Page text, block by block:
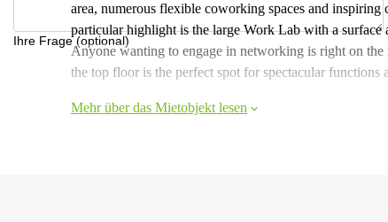
Ihre Frage (optional)
area, numerous flexible coworking spaces and
particular highlight is the large Work Lab with a surface
Anyone wanting to engage in networking is right on
the top floor is the perfect spot for spectacular functions
Mehr über das Mietobjekt lesen